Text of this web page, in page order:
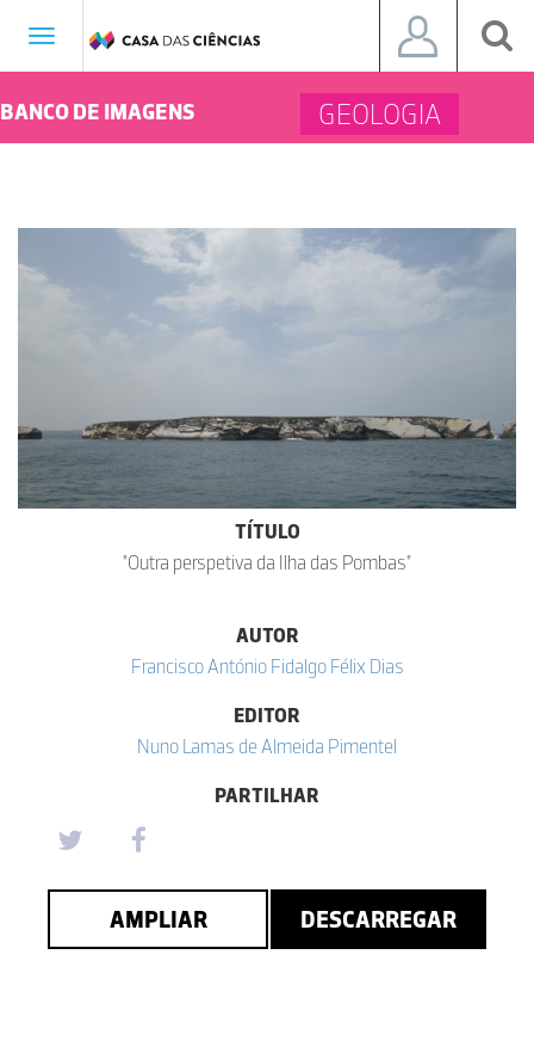
Toggle
BANCO DE IMAGENS GEOLOGIA
TÍTULO
"Outra perspetiva da Ilha das Pombas"
AUTOR
Francisco António Fidalgo Félix Dias
EDITOR
Nuno Lamas de Almeida Pimentel
PARTILHAR
AMPLIAR DESCARREGAR